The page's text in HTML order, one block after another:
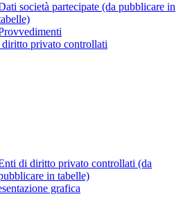
società partecipate (da pubblicare in
privato controllati
di diritto privato controllati (da
in tabelle)
grafica